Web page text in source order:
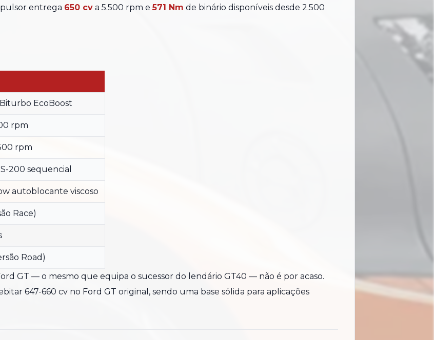
entrega 650 cv a 5.500 rpm e571 Nm de binário disponíveis desde 2.500
EcoBoost
rpm
rpm
200 sequencial
autoblocante viscoso
Race)
Road)
GT — o mesmo que equipa o sucessor do lendário GT40 — não é por acaso.
647-660 cv no Ford GT original, sendo uma base sólida para aplicações